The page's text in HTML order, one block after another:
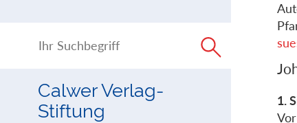
Calwer Verlag-
Stiftung
1.